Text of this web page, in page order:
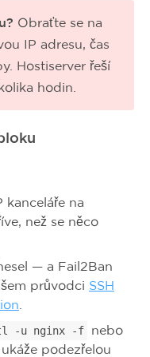
Obraťte se na
IP adresu, čas
Hostiserver řeší
hodin.
kanceláře na
než se něco
— a Fail2Ban
průvodci SSH
-u nginx -f nebo
ukáže podezřelou